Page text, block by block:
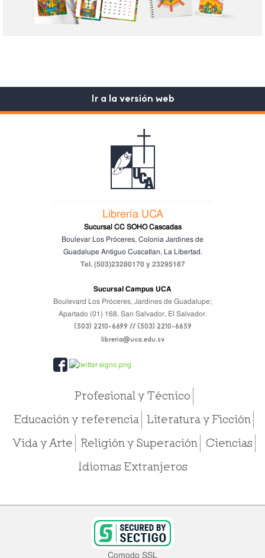
Ir a la versión web
Librería UCA
Sucursal CC SOHO Cascadas
Boulevar Los Próceres, Colonia Jardines de
GuadalupeAntiguo Cuscatlan, La Libertad.
Tel. (503)23280170 y 23295187
Sucursal Campus UCA
Boulevard Los Próceres, Jardines de Guadalupe;
Apartado (01) 168, San Salvador, El Salvador.
(503) 2210-6699 // (503) 2210-6659
libreria@uca.edu.sv
Profesional y Técnico
Educación y referencia
Literatura y Ficción
Vida y Arte
Religión y Superación
Ciencias
Idiomas Extranjeros
Comodo SSL